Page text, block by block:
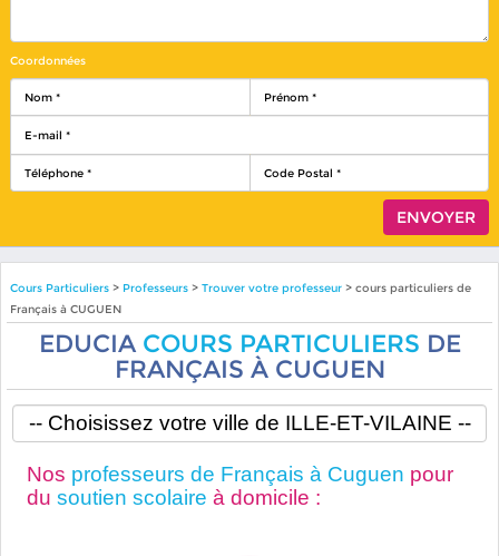
Coordonnées
Cours Particuliers> Professeurs > Trouver votre professeur> cours particuliers de
Français à CUGUEN
EDUCIA COURS PARTICULIERS DE
FRANÇAIS À CUGUEN
Nos professeurs de Français à Cuguen pour
du soutien scolaire à domicile :